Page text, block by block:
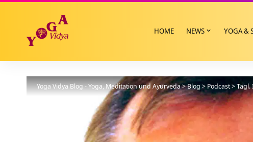
HOME NEWS YOGA &
Yoga Vidya Blog - Yoga, Meditation und Ayurveda>Blog> Podcast>